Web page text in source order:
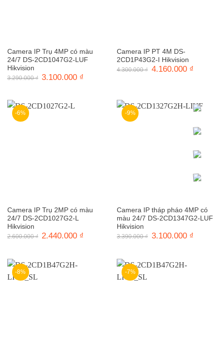
Camera IP Trụ 4MP có màu
24/7 DS-2CD1047G2-LUF
Hikvision
3.290.000₫ Giá
gốc
3.100.000 ₫
3.100.000 ₫.
Camera IP PT 4M DS-
2CD1P43G2-I Hikvision
4.300.000₫ Giá
gốc
4.160.000 ₫
-6%
Camera IP Trụ 2MP có màu
24/7 DS-2CD1027G2-L
Hikvision
2.600.000₫ Giá
2.440.000 ₫
2.440.000 ₫.
-9%
Camera IP tháp pháo 4MP có
màu 24/7 DS-2CD1347G2-LUF
Hikvision
3.390.000₫
Giá
3.100.000 ₫
-8% -7%